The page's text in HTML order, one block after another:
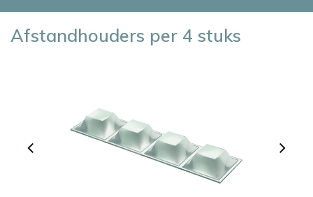
Afstandhouders per 4 stuks